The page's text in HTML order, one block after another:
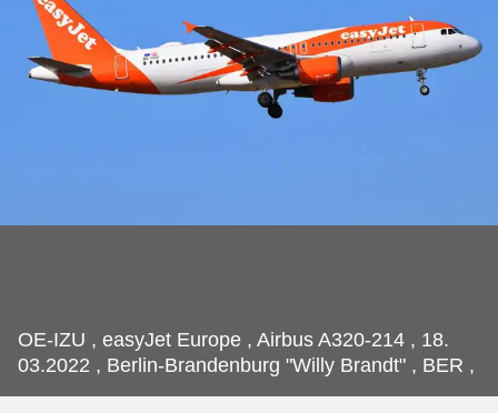
OE-IZU , easyJet Europe , Airbus A320-214 , 18.
03.2022 , Berlin-Brandenburg "Willy Brandt" , BER ,